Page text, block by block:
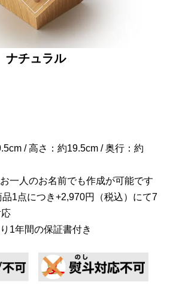
ナチュラル
/ 高さ：約19.5cm / 奥行：約
一人のお名前でも作成が可能です
1点につき+2,970円（税込）にて7
1年間の保証書付き